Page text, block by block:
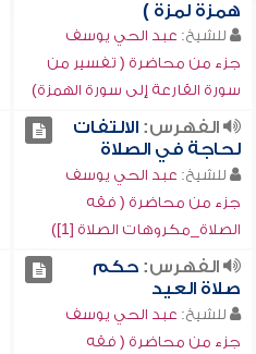
همزة لمزة )
للشيخ: عبد الحي يوسف
جزء من محاضرة ( تفسير من
سورة القارعة إلى سورة الهمزة)
الفهرس:الالتفات
لحاجة في الصلاة
للشيخ: عبد الحي يوسف
جزء من محاضرة ( فقه
الصلاة_مكروهات الصلاة [1])
الفهرس:حكم
صلاة العيد
للشيخ: عبد الحي يوسف
جزء من محاضرة ( فقه